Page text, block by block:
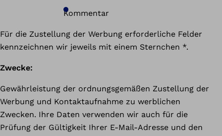
Kommentar
Für die Zustellung der Werbung erforderliche Felder
kennzeichnen wir jeweils mit einem Sternchen *.
Zwecke:
Gewährleistung der ordnungsgemäßen Zustellung der
Werbung und Kontaktaufnahme zu werblichen
Zwecken. Ihre Daten verwenden wir auch für die
Prüfung der Gültigkeit Ihrer E-Mail-Adresse und den